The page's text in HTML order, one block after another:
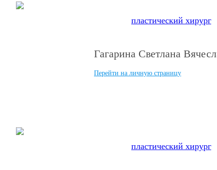
пластический хирург
Гагарина Светлана
Перейти на личную страницу
пластический хирург